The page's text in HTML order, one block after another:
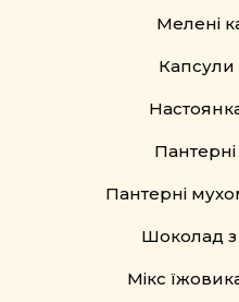
Мелені
Пантерні
Шоколад
Мікс